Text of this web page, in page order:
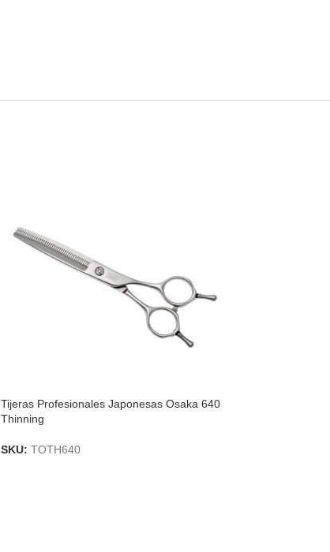
Tijeras Profesionales Japonesas Osaka 640
Thinning
SKU: TOTH640